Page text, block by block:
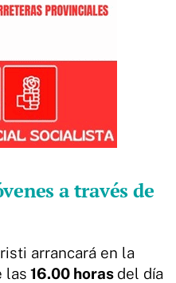
a través de
arrancará en la
las 16.00 horas del día